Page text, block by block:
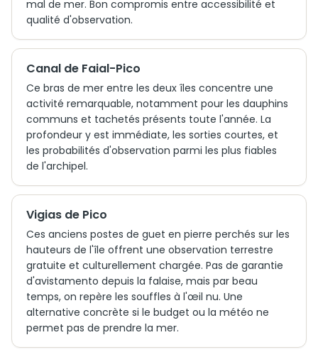
mal de mer. Bon compromis entre accessibilité et
qualité d'observation.
Canal de Faial-Pico
Ce bras de mer entre les deux îles concentre une
activité remarquable, notamment pour les dauphins
communs et tachetés présents toute l'année. La
profondeur y est immédiate, les sorties courtes, et
les probabilités d'observation parmi les plus fiables
de l'archipel.
Vigias de Pico
Ces anciens postes de guet en pierre perchés sur les
hauteurs de l'île offrent une observation terrestre
gratuite et culturellement chargée. Pas de garantie
d'avistamento depuis la falaise, mais par beau
temps, on repère les souffles à l'œil nu. Une
alternative concrète si le budget ou la météo ne
permet pas de prendre la mer.